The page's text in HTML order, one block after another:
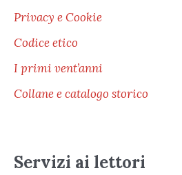
Privacy e Cookie
Codice etico
I primi vent’anni
Collane e catalogo storico
Servizi ai lettori